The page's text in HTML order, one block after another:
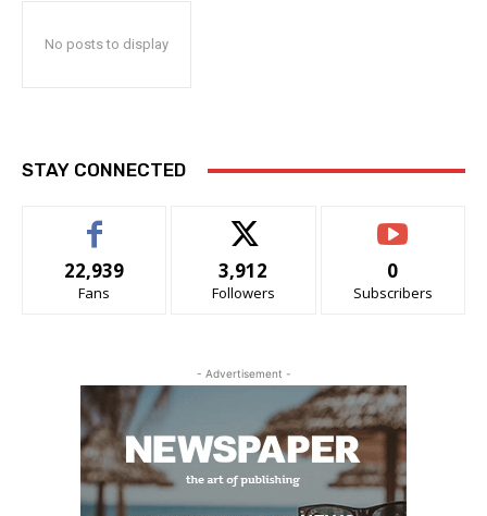
No posts to display
STAY CONNECTED
22,939
Fans
3,912
Followers
0
Subscribers
- Advertisement -